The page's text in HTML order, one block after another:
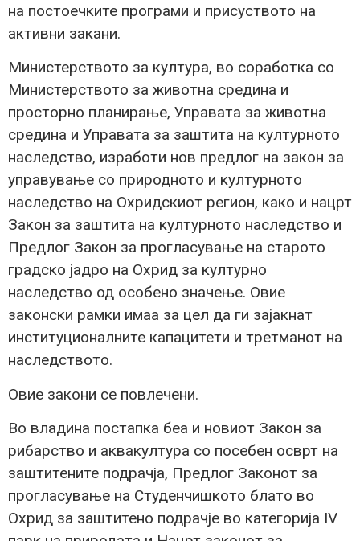
на постоечките програми и присуството на
активни закани.
Министерството за култура, во соработка со
Министерството за животна средина и
просторно планирање, Управата за животна
средина и Управата за заштита на културното
наследство, изработи нов предлог на закон за
управување со природното и културното
наследство на Охридскиот регион, како и нацрт
Закон за заштита на културното наследство и
Предлог Закон за прогласување на старото
градско јадро на Охрид за културно
наследство од особено значење. Овие
законски рамки имаа за цел да ги зајакнат
институционалните капацитети и третманот на
наследството.
Овие закони се повлечени.
Во владина постапка беа и новиот Закон за
рибарство и аквакултура со посебен осврт на
заштитените подрачја, Предлог Законот за
прогласување на Студенчишкото блато во
Охрид за заштитено подрачје во категорија IV